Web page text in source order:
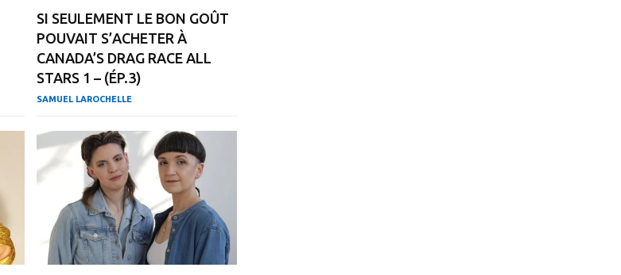
SI SEULEMENT LE BON GOÛT
POUVAIT S’ACHETER À
CANADA’S DRAG RACE ALL
STARS 1 – (ÉP.3)
SAMUEL LAROCHELLE